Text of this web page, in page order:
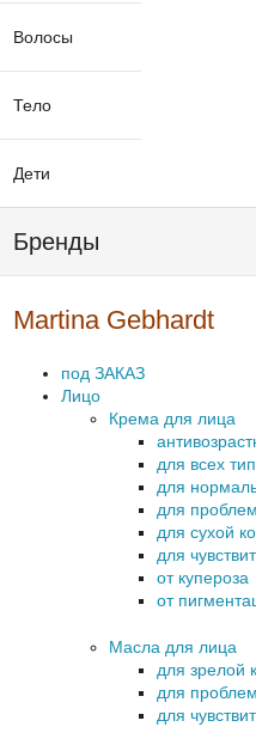
Волосы
Тело
Дети
Бренды
Martina Gebhardt
под ЗАКАЗ
Лицо
Крема для лица
для всех
для
для
для сухой
для
от купероза
от
Масла для лица
для зрелой
для
для